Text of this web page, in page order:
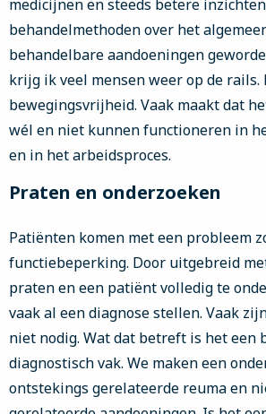
medicijnen en steeds betere
behandelmethoden over het
behandelbare aandoeningen
krijg ik veel mensen weer op de
bewegingsvrijheid. Vaak maakt dat
wél en niet kunnen functioneren in
en in het arbeidsproces.
Praten en onderzoeken
Patiënten komen met een probleem
functiebeperking. Door uitgebreid
praten en een patiënt volledig te
vaak al een diagnose stellen. Vaak
niet nodig. Wat dat betreft is het een
diagnostisch vak. We maken een
ontstekings gerelateerde reuma en